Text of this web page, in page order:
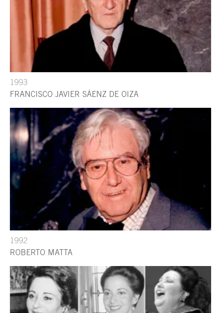
1993
FRANCISCO JAVIER SÁENZ DE OIZA
1992
ROBERTO MATTA